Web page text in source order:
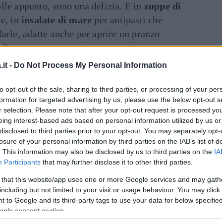
- Do Not Process My Personal Information
opt-out of the sale, sharing to third parties, or processing of your
for targeted advertising by us, please use the below opt-out
selection. Please note that after your opt-out request is processed
interest-based ads based on personal information utilized by us
to third parties prior to your opt-out. You may separately
of your personal information by third parties on the IAB’s list of
This information may also be disclosed by us to third parties on the
Participants that may further disclose it to other third parties.
that this website/app uses one or more Google services and may
but not limited to your visit or usage behaviour. You may
to Google and its third-party tags to use your data for below
consent section.
appunto, sono una delizia. E in zuppe di
in insalate di mare per antipasti che
adatte anche per aprire un pranzo
pesce o uno stuzzicante aperitivo.
ricetta di gamberoni in agrodolce per
piatto di pesce che, con 385 calorie
e sapore. Acciuga sott’olio, aglio, capperi
olio e una salsina agrodolce per
di pesce (pesce di lago o di mare poco
e la tartare di coregone. È ottimo anche a
freschi e grano padano fresco.
abbinato anche con antipasti a base di
insalata russa, insalata di pollo,